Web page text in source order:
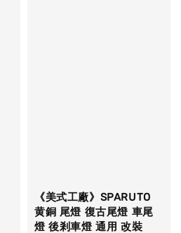
《美式工廠》SPARUTO
黄銅 尾燈 復古尾燈 車尾
燈 後剎車燈 通用 改裝